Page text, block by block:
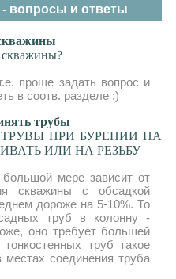
- вопросы и ответы
скважины?
проще задать вопрос и
в соотв. разделе :)
трубы
ПРИ БУРЕНИИ НА
ИЛИ НА РЕЗЬБУ
мере зависит от
скважины с обсадкой
дороже на 5-10%. То
труб в колонну -
оно требует большей
труб такое
местах соединения труба